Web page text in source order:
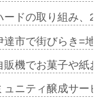
ードの取り組み
達市で街びらき=
販機でお菓子や
ュニティ醸成サ